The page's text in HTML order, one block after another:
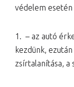
védelem
1. – az autó
kezdünk,
zsírtalanítása, a